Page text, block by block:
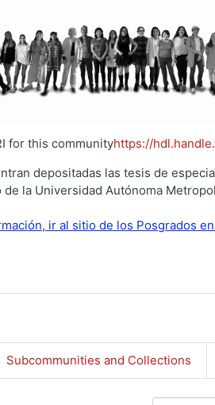
for this communityhttps://
depositadas las tesis de
de la Universidad Autónoma
ir al sitio de los Posgrados
Subcommunities and Collections